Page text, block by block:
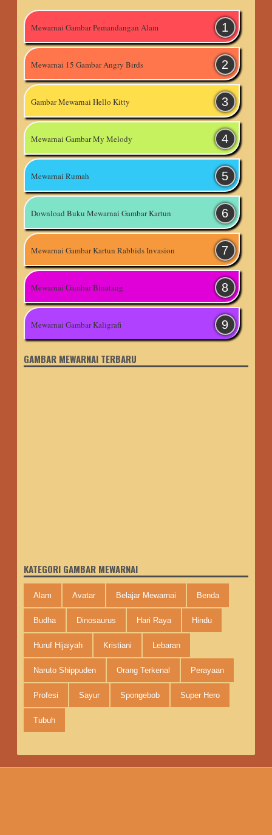
Mewarnai Gambar Pemandangan Alam
Mewarnai 15 Gambar Angry Birds
Gambar Mewarnai Hello Kitty
Mewarnai Gambar My Melody
Mewarnai Rumah
Download Buku Mewarnai Gambar Kartun
Mewarnai Gambar Kartun Rabbids Invasion
Mewarnai Gambar Binatang
Mewarnai Gambar Kaligrafi
GAMBAR MEWARNAI TERBARU
KATEGORI GAMBAR MEWARNAI
Alam Avatar Belajar Mewarnai Benda
Budha Dinosaurus Hari Raya Hindu
Huruf Hijaiyah Kristiani Lebaran
Naruto Shippuden Orang Terkenal Perayaan
Profesi Sayur Spongebob Super Hero
Tubuh